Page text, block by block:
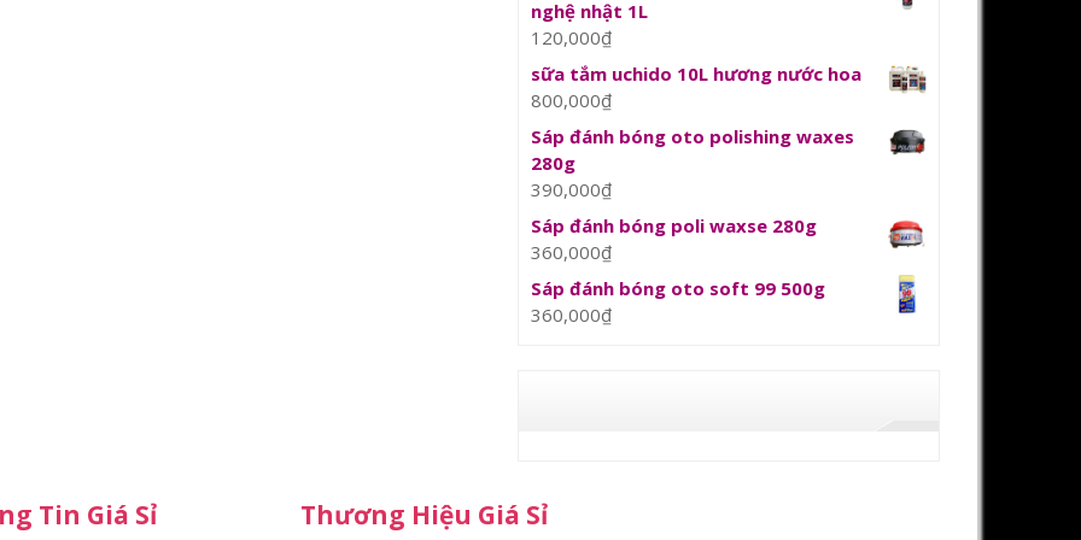
nghệ nhật 1L
120,000₫
sữa tắm uchido 10L hương nước hoa
800,000₫
Sáp đánh bóng oto polishing waxes
280g
390,000₫
Sáp đánh bóng poli waxse 280g
360,000₫
Sáp đánh bóng oto soft 99 500g
360,000₫
Tin Giá Sỉ Thương Hiệu Giá Sỉ